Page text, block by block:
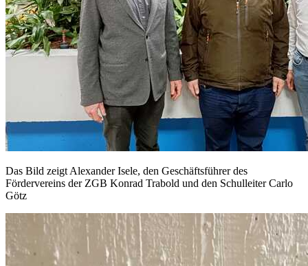
Das Bild zeigt Alexander Isele, den Geschäftsführer des
Fördervereins der ZGB Konrad Trabold und den Schulleiter Carlo
Götz